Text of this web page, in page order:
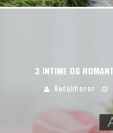
3 INTIME OG
Redaktionen